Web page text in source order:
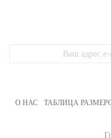
О НАС ТАБЛИЦА